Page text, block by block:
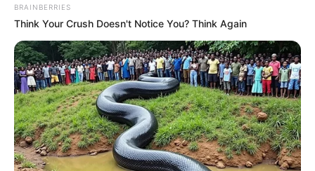
BRAINBERRIES
Think Your Crush Doesn't Notice You? Think Again